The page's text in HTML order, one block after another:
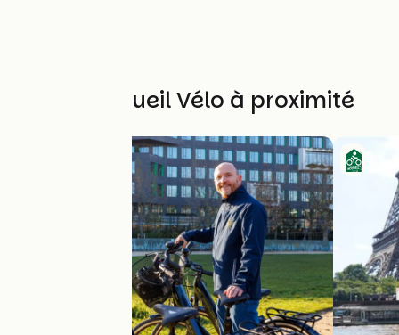
Autres Accueil Vélo à proximité